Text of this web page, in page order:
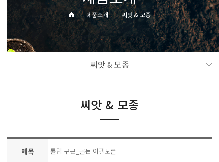
제품소개 씨앗 & 모종
씨앗 & 모종
씨앗 & 모종
제목 튤립 구근_골든 아펠도른